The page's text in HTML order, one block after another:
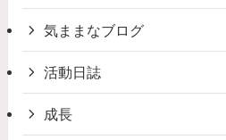
気ままなブログ
活動日誌
成長